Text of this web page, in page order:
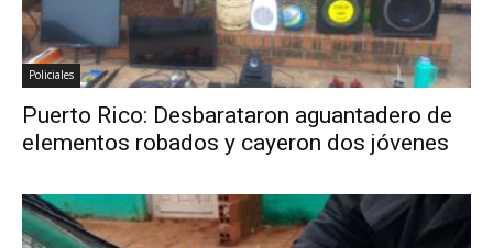
Policiales
Puerto Rico: Desbarataron aguantadero de
elementos robados y cayeron dos jóvenes